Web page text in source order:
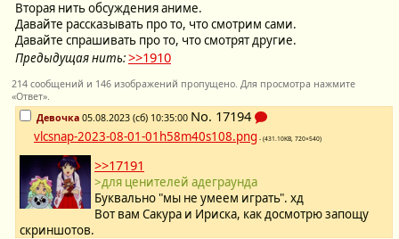
Вторая нить обсуждения аниме.
Давайте рассказывать про то, что смотрим сами.
Давайте спрашивать про то, что смотрят другие.
Предыдущая нить:>>1910
214 сообщений и 146 изображений пропущено. Для просмотра нажмите
«Ответ».
Девочка 05.08.2023 (сб) 10:35:00 No. 17194
vlcsnap-2023-08-01-01h58m40s108.png - (431.10KB, 720×540)
>>17191
>для ценителей адеграунда
Буквально "мы не умеем играть". хд
Вот вам Сакура и Ириска, как досмотрю запощу
скриншотов.